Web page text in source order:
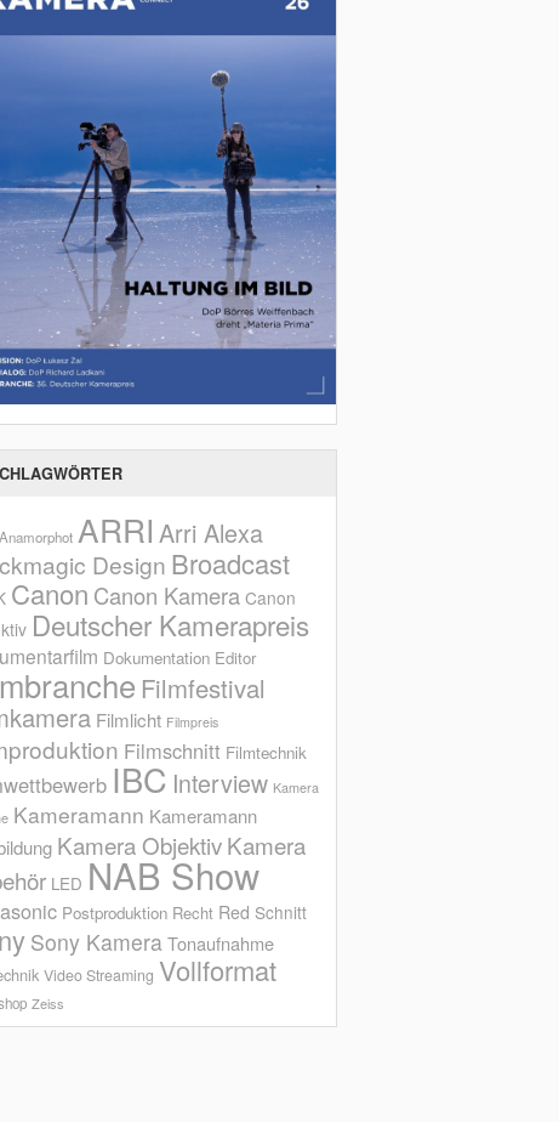
Anamorphot ARRI Arri Alexa
Design Broadcast
Canon Canon Kamera Canon
Deutscher Kamerapreis
Dokumentation Editor
Filmfestival
Filmlicht Filmpreis
Filmschnitt Filmtechnik
IBC Interview Kamera
Kameramann Kameramann
Kamera ObjektivKamera
LED NAB Show
Postproduktion Recht Red Schnitt
Sony KameraTonaufnahme
Video Streaming Vollformat
Zeiss